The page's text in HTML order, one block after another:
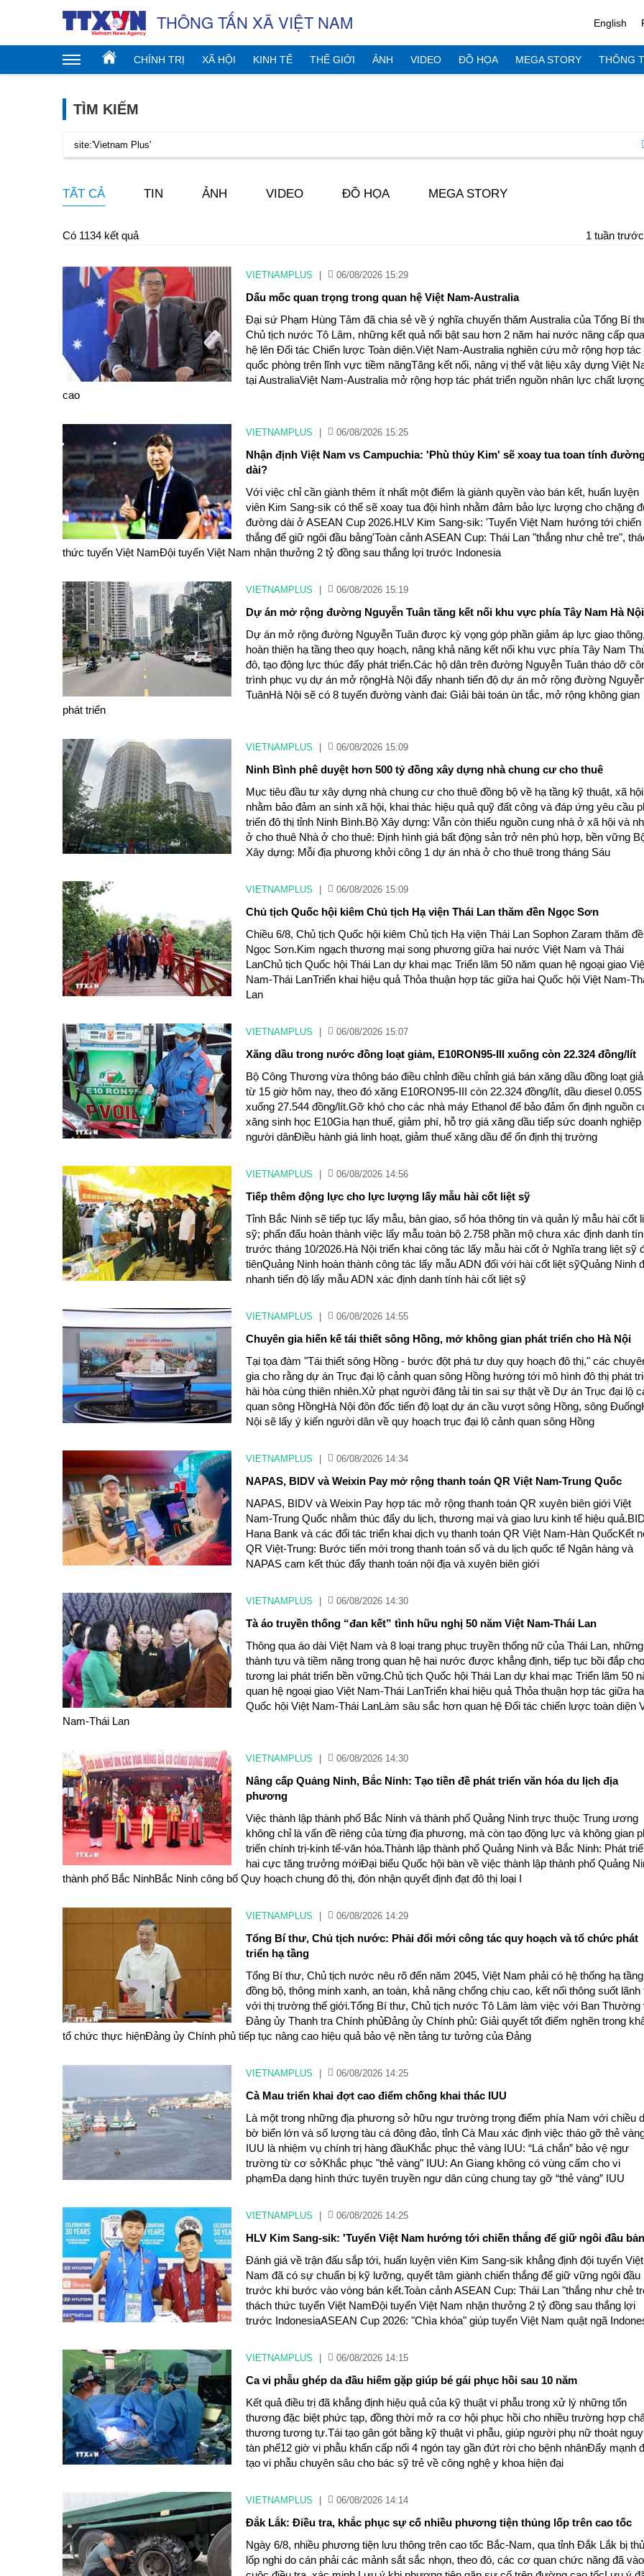
THÔNG TẤN XÃ VIỆT NAM English
CHÍNH TRỊ XÃ HỘI KINH TẾ THẾ GIỚI ẢNH VIDEO ĐỒ HỌA MEGA STORY THÔNG
TÌM KIẾM
TẤT CẢ TIN ẢNH VIDEO ĐỒ HỌA MEGA STORY
Có 1134 kết quả 1 tuần trước
VIETNAMPLUS 06/08/2026 15:29
Dấu mốc quan trọng trong quan hệ Việt Nam-Australia
Đại sứ Phạm Hùng Tâm đã chia sẻ về ý nghĩa chuyến thăm Australia của Tổng Bí
Chủ tịch nước Tô Lâm, những kết quả nổi bật sau hơn 2 năm hai nước nâng cấp
hệ lên Đối tác Chiến lược Toàn diện.Việt Nam-Australia nghiên cứu mở rộng hợp tác
quốc phòng trên lĩnh vực tiềm năngTăng kết nối, nâng vị thế vật liệu xây dựng Việt
tại AustraliaViệt Nam-Australia mở rộng hợp tác phát triển nguồn nhân lực chất
cao
VIETNAMPLUS 06/08/2026 15:25
Nhận định Việt Nam vs Campuchia: 'Phù thủy Kim' sẽ xoay tua toan tính
dài?
Với việc chỉ cần giành thêm ít nhất một điểm là giành quyền vào bán kết, huấn luyện
viên Kim Sang-sik có thể sẽ xoay tua đội hình nhằm đảm bảo lực lượng cho chặng
đường dài ở ASEAN Cup 2026.HLV Kim Sang-sik: 'Tuyển Việt Nam hướng tới chiến
thắng để giữ ngôi đầu bảng'Toàn cảnh ASEAN Cup: Thái Lan "thắng như chẻ tre",
thức tuyển Việt NamĐội tuyển Việt Nam nhận thưởng 2 tỷ đồng sau thắng lợi trước Indonesia
VIETNAMPLUS 06/08/2026 15:19
Dự án mở rộng đường Nguyễn Tuân tăng kết nối khu vực phía Tây Nam Hà Nội
Dự án mở rộng đường Nguyễn Tuân được kỳ vọng góp phần giảm áp lực giao thông,
hoàn thiện hạ tầng theo quy hoạch, nâng khả năng kết nối khu vực phía Tây Nam
đô, tạo động lực thúc đẩy phát triển.Các hộ dân trên đường Nguyễn Tuân tháo dỡ
trình phục vụ dự án mở rộngHà Nội đẩy nhanh tiến độ dự án mở rộng đường
TuânHà Nội sẽ có 8 tuyến đường vành đai: Giải bài toán ùn tắc, mở rộng không gian
phát triển
VIETNAMPLUS 06/08/2026 15:09
Ninh Bình phê duyệt hơn 500 tỷ đồng xây dựng nhà chung cư cho thuê
Mục tiêu đầu tư xây dựng nhà chung cư cho thuê đồng bộ về hạ tầng kỹ thuật, xã hội
nhằm bảo đảm an sinh xã hội, khai thác hiệu quả quỹ đất công và đáp ứng yêu cầu
triển đô thị tỉnh Ninh Bình.Bộ Xây dựng: Vẫn còn thiếu nguồn cung nhà ở xã hội và
ở cho thuê Nhà ở cho thuê: Định hình giá bất động sản trở nên phù hợp, bền vững
Xây dựng: Mỗi địa phương khởi công 1 dự án nhà ở cho thuê trong tháng Sáu
VIETNAMPLUS 06/08/2026 15:09
Chủ tịch Quốc hội kiêm Chủ tịch Hạ viện Thái Lan thăm đền Ngọc Sơn
Chiều 6/8, Chủ tịch Quốc hội kiêm Chủ tịch Hạ viện Thái Lan Sophon Zaram thăm
Ngọc Sơn.Kim ngạch thương mại song phương giữa hai nước Việt Nam và Thái
LanChủ tịch Quốc hội Thái Lan dự khai mạc Triển lãm 50 năm quan hệ ngoại giao
Nam-Thái LanTriển khai hiệu quả Thỏa thuận hợp tác giữa hai Quốc hội Việt Nam-
Lan
VIETNAMPLUS 06/08/2026 15:07
Xăng dầu trong nước đồng loạt giảm, E10RON95-III xuống còn 22.324 đồng/lít
Bộ Công Thương vừa thông báo điều chỉnh điều chỉnh giá bán xăng dầu đồng loạt
từ 15 giờ hôm nay, theo đó xăng E10RON95-III còn 22.324 đồng/lít, dầu diesel 0.05S
xuống 27.544 đồng/lít.Gỡ khó cho các nhà máy Ethanol để bảo đảm ổn định nguồn
xăng sinh học E10Gia hạn thuế, giảm phí, hỗ trợ giá xăng dầu tiếp sức doanh nghiệp
người dânĐiều hành giá linh hoạt, giảm thuế xăng dầu để ổn định thị trường
VIETNAMPLUS 06/08/2026 14:56
Tiếp thêm động lực cho lực lượng lấy mẫu hài cốt liệt sỹ
Tỉnh Bắc Ninh sẽ tiếp tục lấy mẫu, bàn giao, số hóa thông tin và quản lý mẫu hài cốt
sỹ; phấn đấu hoàn thành việc lấy mẫu toàn bộ 2.758 phần mộ chưa xác định danh
trước tháng 10/2026.Hà Nội triển khai công tác lấy mẫu hài cốt ở Nghĩa trang liệt sỹ
tiênQuảng Ninh hoàn thành công tác lấy mẫu ADN đối với hài cốt liệt sỹQuảng Ninh
nhanh tiến độ lấy mẫu ADN xác định danh tính hài cốt liệt sỹ
VIETNAMPLUS 06/08/2026 14:55
Chuyên gia hiến kế tái thiết sông Hồng, mở không gian phát triển cho Hà Nội
Tại tọa đàm "Tái thiết sông Hồng - bước đột phá tư duy quy hoạch đô thị," các
gia cho rằng dự án Trục đại lộ cảnh quan sông Hồng hướng tới mô hình đô thị phát
hài hòa cùng thiên nhiên.Xử phạt người đăng tải tin sai sự thật về Dự án Trục đại lộ
quan sông HồngHà Nội đôn đốc tiến độ loạt dự án cầu vượt sông Hồng, sông
Nội sẽ lấy ý kiến người dân về quy hoạch trục đại lộ cảnh quan sông Hồng
VIETNAMPLUS 06/08/2026 14:34
NAPAS, BIDV và Weixin Pay mở rộng thanh toán QR Việt Nam-Trung Quốc
NAPAS, BIDV và Weixin Pay hợp tác mở rộng thanh toán QR xuyên biên giới Việt
Nam-Trung Quốc nhằm thúc đẩy du lịch, thương mại và giao lưu kinh tế hiệu
Hana Bank và các đối tác triển khai dịch vụ thanh toán QR Việt Nam-Hàn QuốcKết
QR Việt-Trung: Bước tiến mới trong thanh toán số và du lịch quốc tế Ngân hàng và
NAPAS cam kết thúc đẩy thanh toán nội địa và xuyên biên giới
VIETNAMPLUS 06/08/2026 14:30
Tà áo truyền thống “đan kết” tình hữu nghị 50 năm Việt Nam-Thái Lan
Thông qua áo dài Việt Nam và 8 loại trang phục truyền thống nữ của Thái Lan, những
thành tựu và tiềm năng trong quan hệ hai nước được khẳng định, tiếp tục bồi đắp cho
tương lai phát triển bền vững.Chủ tịch Quốc hội Thái Lan dự khai mạc Triển lãm 50
quan hệ ngoại giao Việt Nam-Thái LanTriển khai hiệu quả Thỏa thuận hợp tác giữa
Quốc hội Việt Nam-Thái LanLàm sâu sắc hơn quan hệ Đối tác chiến lược toàn diện
Nam-Thái Lan
VIETNAMPLUS 06/08/2026 14:30
Nâng cấp Quảng Ninh, Bắc Ninh: Tạo tiền đề phát triển văn hóa du lịch địa
phương
Việc thành lập thành phố Bắc Ninh và thành phố Quảng Ninh trực thuộc Trung ương
không chỉ là vấn đề riêng của từng địa phương, mà còn tạo động lực và không gian
triển chính trị-kinh tế-văn hóa.Thành lập thành phố Quảng Ninh và Bắc Ninh: Phát
hai cực tăng trưởng mớiĐại biểu Quốc hội bàn về việc thành lập thành phố Quảng
thành phố Bắc NinhBắc Ninh công bố Quy hoạch chung đô thị, đón nhận quyết định đạt đô thị loại I
VIETNAMPLUS 06/08/2026 14:29
Tổng Bí thư, Chủ tịch nước: Phải đổi mới công tác quy hoạch và tổ chức phát
triển hạ tầng
Tổng Bí thư, Chủ tịch nước nêu rõ đến năm 2045, Việt Nam phải có hệ thống hạ tầng
đồng bộ, thông minh xanh, an toàn, khả năng chống chịu cao, kết nối thông suốt lãnh
với thị trường thế giới.Tổng Bí thư, Chủ tịch nước Tô Lâm làm việc với Ban Thường
Đảng ủy Thanh tra Chính phủĐảng ủy Chính phủ: Giải quyết tốt điểm nghẽn trong
tổ chức thực hiệnĐảng ủy Chính phủ tiếp tục nâng cao hiệu quả bảo vệ nền tảng tư tưởng của Đảng
VIETNAMPLUS 06/08/2026 14:25
Cà Mau triển khai đợt cao điểm chống khai thác IUU
Là một trong những địa phương sở hữu ngư trường trọng điểm phía Nam với chiều
bờ biển lớn và số lượng tàu cá đông đảo, tỉnh Cà Mau xác định việc tháo gỡ thẻ
IUU là nhiệm vụ chính trị hàng đầuKhắc phục thẻ vàng IUU: “Lá chắn” bảo vệ ngư
trường từ cơ sởKhắc phục "thẻ vàng" IUU: An Giang không có vùng cấm cho vi
phạmĐa dạng hình thức tuyên truyền ngư dân cùng chung tay gỡ “thẻ vàng” IUU
VIETNAMPLUS 06/08/2026 14:25
HLV Kim Sang-sik: 'Tuyển Việt Nam hướng tới chiến thắng để giữ ngôi đầu
Đánh giá về trận đấu sắp tới, huấn luyện viên Kim Sang-sik khẳng định đội tuyển Việt
Nam đã có sự chuẩn bị kỹ lưỡng, quyết tâm giành chiến thắng để giữ vững ngôi đầu
trước khi bước vào vòng bán kết.Toàn cảnh ASEAN Cup: Thái Lan "thắng như chẻ
thách thức tuyển Việt NamĐội tuyển Việt Nam nhận thưởng 2 tỷ đồng sau thắng lợi
trước IndonesiaASEAN Cup 2026: "Chìa khóa" giúp tuyển Việt Nam quật ngã
VIETNAMPLUS 06/08/2026 14:15
Ca vi phẫu ghép da đầu hiếm gặp giúp bé gái phục hồi sau 10 năm
Kết quả điều trị đã khẳng định hiệu quả của kỹ thuật vi phẫu trong xử lý những tổn
thương đặc biệt phức tạp, đồng thời mở ra cơ hội phục hồi cho nhiều trường hợp
thương tương tự.Tái tạo gân gót bằng kỹ thuật vi phẫu, giúp người phụ nữ thoát
tàn phế12 giờ vi phẫu khẩn cấp nối 4 ngón tay gần đứt rời cho bệnh nhânĐẩy mạnh
tạo vi phẫu chuyên sâu cho bác sỹ trẻ về công nghệ y khoa hiện đại
VIETNAMPLUS 06/08/2026 14:14
Đắk Lắk: Điều tra, khắc phục sự cố nhiều phương tiện thủng lốp trên cao tốc
Ngày 6/8, nhiều phương tiện lưu thông trên cao tốc Bắc-Nam, qua tỉnh Đắk Lắk bị
lốp nghi do cán phải các mảnh sắt sắc nhọn, theo đó, các cơ quan chức năng đã vào